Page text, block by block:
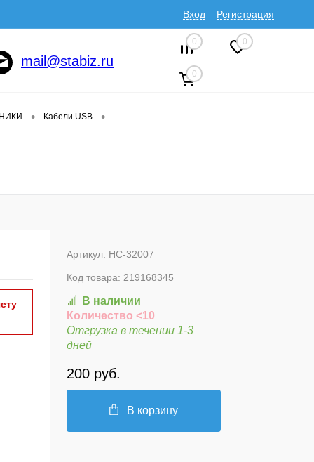
Вход Регистрация
mail@stabiz.ru
0 0
0
• Кабели USB •
Артикул: HC-32007
Код товара: 219168345
В наличии
Количество <10
Отгрузка в течении 1-3
дней
200 руб.
В корзину